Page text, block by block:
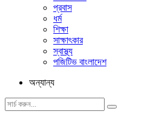
প্রবাস
ধর্ম
শিক্ষা
সাক্ষাৎকার
স্বাস্থ্য
পজিটিভ বাংলাদেশ
অন্যান্য